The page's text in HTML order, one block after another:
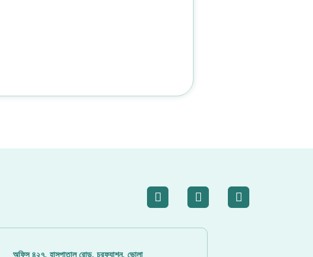
অফিস ৪২৭, হাসপাতাল রোড, চরফ্যাশন, ভোলা